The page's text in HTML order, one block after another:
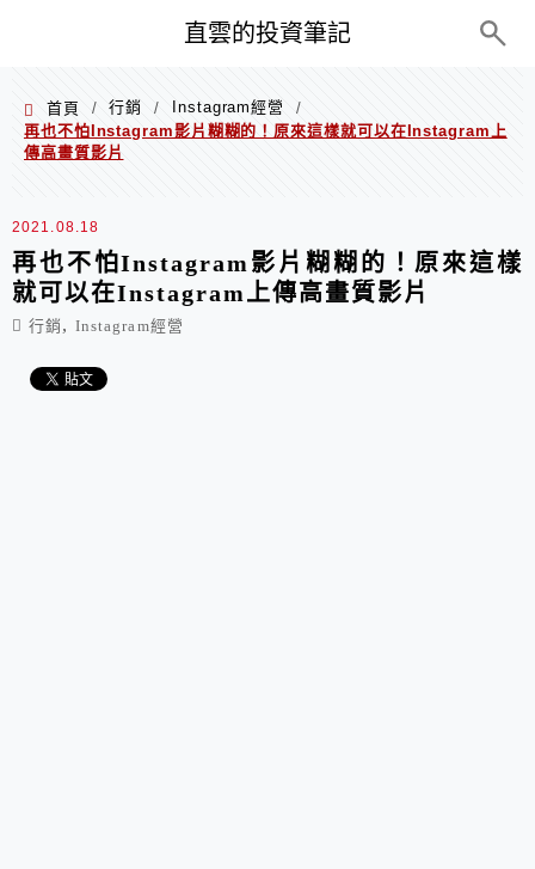
直雲的投資筆記
首頁 / 行銷 / Instagram經營
/
再也不怕Instagram影片糊糊的！原來這樣就可以在Instagram上
傳高畫質影片
2021.08.18
再也不怕Instagram影片糊糊的！原來這樣
就可以在Instagram上傳高畫質影片
行銷 , Instagram經營